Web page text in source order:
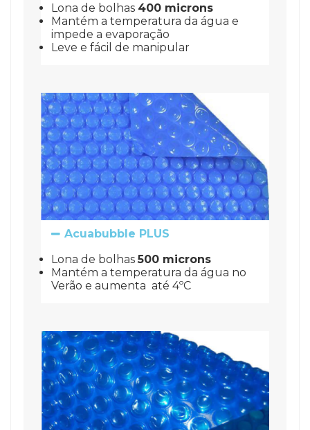
Lona de bolhas 400 microns
Mantém a temperatura da água e
impede a evaporação
Leve e fácil de manipular
Acuabubble PLUS
Lona de bolhas 500 microns
Mantém a temperatura da água no
Verão e aumenta até 4ºC